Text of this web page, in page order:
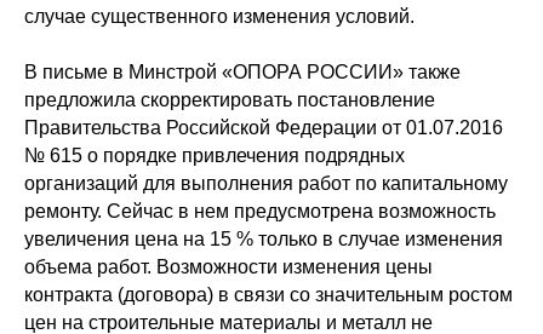
случае существенного изменения условий.
В письме в Минстрой «ОПОРА РОССИИ» также
предложила скорректировать постановление
Правительства Российской Федерации от 01.07.2016
№ 615 о порядке привлечения подрядных
организаций для выполнения работ по капитальному
ремонту. Сейчас в нем предусмотрена возможность
увеличения цена на 15 % только в случае изменения
объема работ. Возможности изменения цены
контракта (договора) в связи со значительным ростом
цен на строительные материалы и металл не